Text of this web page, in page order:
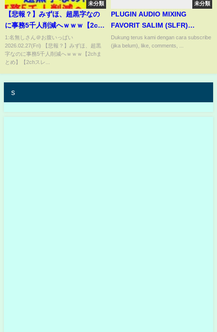
未分類
【悲報？】みずほ、超黒字なの
に事務5千人削減へｗｗｗ【2ch
まとめ】【2chスレ】【5chス
レ】【ゆっくり】
1:名無しさん＠お腹いっぱい
2026.02.27(Fri) 【悲報？】みずほ、超黒
字なのに事務5千人削減へｗｗｗ【2chま
とめ】【2chスレ...
未分類
PLUGIN AUDIO MIXING
FAVORIT SALIM (SLFR)
#shorts #blackandjerecords
#slfr #audioplugins
Dukung terus kami dengan cara subscribe
(jika belum), like, comments, ...
s